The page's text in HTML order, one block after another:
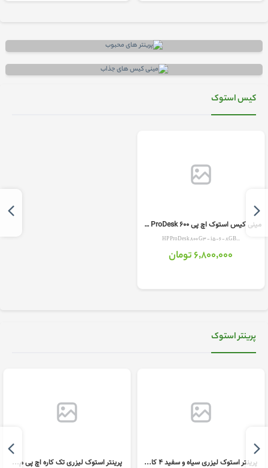
کیس استوک
مینی کیس استوک اچ پی HP ProDesk 600...
HP ProDesk 800 G3 - i5-6 - 8GB...
6٬800٬000 تومان
پرینتر استوک
پرینتر استوک لیزری سیاه و سفید 4 کا... پرینتر استوک لیزری تک کاره اچ پی م...